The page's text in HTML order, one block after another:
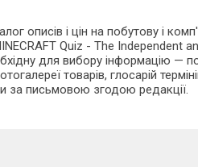
описів і цін на побутову і
Quiz - The Independent
для вибору інформацію —
товарів, глосарій
за письмовою згодою редакції.